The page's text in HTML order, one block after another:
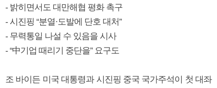
- 밝히면서도 대만해협 평화 촉구
- 시진핑 “분열·도발에 단호 대처”
- 무력통일 나설 수 있음을 시사
- “中기업 때리기 중단을” 요구도
조 바이든 미국 대통령과 시진핑 중국 국가주석이 첫 대좌